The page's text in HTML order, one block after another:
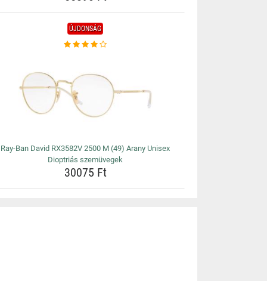
ÚJDONSÁG
Ray-Ban David RX3582V 2500 M (49) Arany Unisex
Dioptriás szemüvegek
30075 Ft